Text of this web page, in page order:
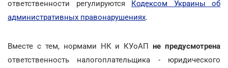
ответственности регулируются Кодексом Украины об
административных правонарушениях.
Вместе с тем, нормами НК и КУоАПне предусмотрена
ответственность налогоплательщика - юридического